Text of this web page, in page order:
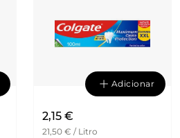
Adicionar
2,15 €
21,50 € / Litro